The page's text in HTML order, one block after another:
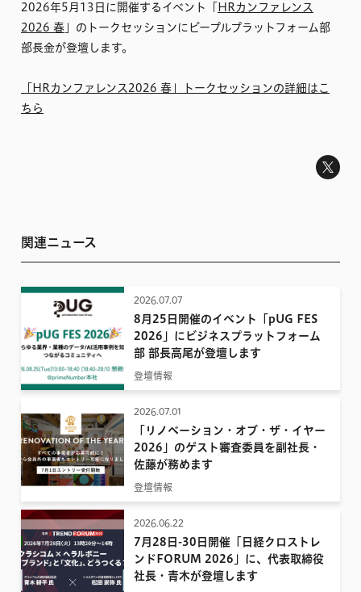
2026年5月13日に開催するイベント「
HRカンファレンス
2026 春 」のトークセッションにピープルプラットフォーム部
部長金が登壇します。
「HRカンファレンス2026 春」トークセッションの詳細はこ
ちら
関連ニュース
2026.07.07
8月25日開催のイベント「pUG FES
2026」にビジネスプラットフォーム
部 部長高尾が登壇します
登壇情報
2026.07.01
「リノベーション・オブ・ザ・イヤー
2026」のゲスト審査委員を副社長・
佐藤が務めます
登壇情報
2026.06.22
7月28日-30日開催「日経クロストレ
ンドFORUM 2026」に、代表取締役
社長・青木が登壇します